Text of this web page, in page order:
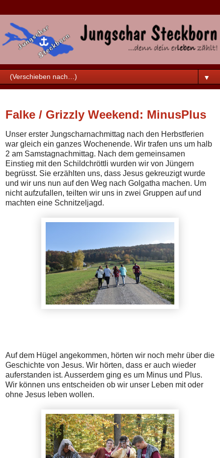
▼
Falke / Grizzly Weekend: MinusPlus
Unser erster Jungscharnachmittag nach den Herbstferien
war gleich ein ganzes Wochenende. Wir trafen uns um halb
2 am Samstagnachmittag. Nach dem gemeinsamen
Einstieg mit den Schildchröttli wurden wir von Jüngern
begrüsst. Sie erzählten uns, dass Jesus gekreuzigt wurde
und wir uns nun auf den Weg nach Golgatha machen. Um
nicht aufzufallen, teilten wir uns in zwei Gruppen auf und
machten eine Schnitzeljagd.
Auf dem Hügel angekommen, hörten wir noch mehr über die
Geschichte von Jesus. Wir hörten, dass er auch wieder
auferstanden ist. Ausserdem ging es um Minus und Plus.
Wir können uns entscheiden ob wir unser Leben mit oder
ohne Jesus leben wollen.